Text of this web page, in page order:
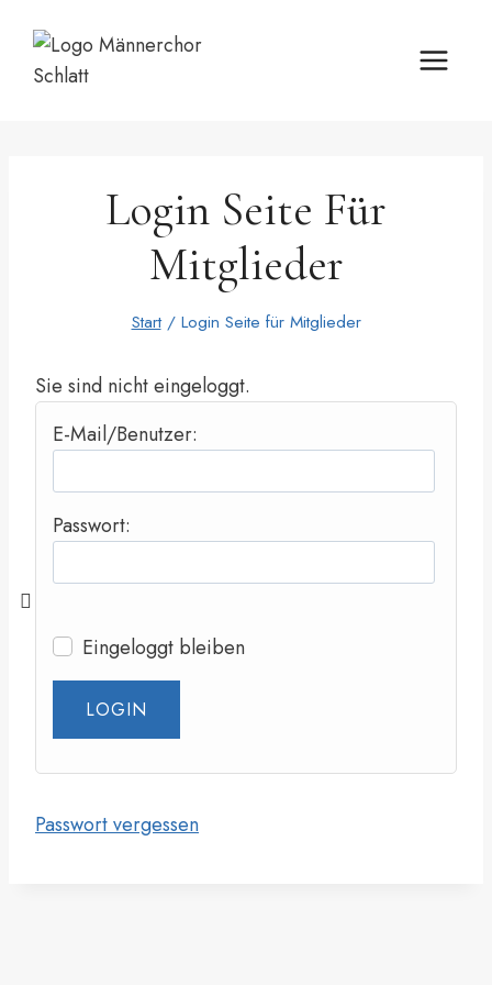
Inhalt
springen
Login Seite Für
Mitglieder
Start / Login Seite für Mitglieder
Sie sind nicht eingeloggt.
E-Mail/Benutzer:
Passwort:
Eingeloggt bleiben
Passwort vergessen